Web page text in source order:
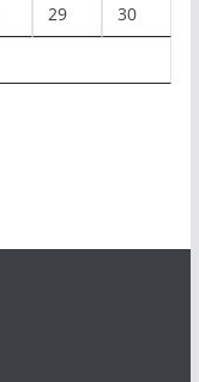
29 30